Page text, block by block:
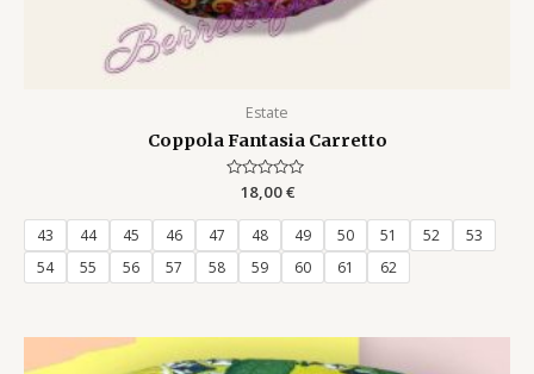
Estate
Coppola Fantasia Carretto
Rated
out
18,00€
43 44 45 46 47 48 49 50 51 52
53
54
55 56 57 58 59 60 61 62